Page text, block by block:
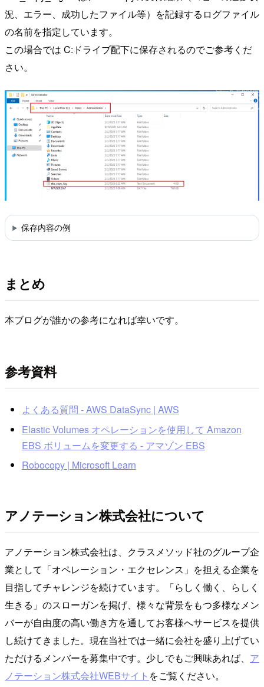
況、エラー、成功したファイル等）を記録するログファイル
の名前を指定しています。
この場合では C:ドライブ配下に保存されるのでご参考くだ
さい。
保存内容の例
まとめ
本ブログが誰かの参考になれば幸いです。
参考資料
よくある質問 - AWS DataSync | AWS
Elastic Volumes オペレーションを使用して Amazon
EBS ボリュームを変更する - アマゾン EBS
Robocopy | Microsoft Learn
アノテーション株式会社について
アノテーション株式会社は、クラスメソッド社のグループ企
業として「オペレーション・エクセレンス」を担える企業を
目指してチャレンジを続けています。「らしく働く、らしく
生きる」のスローガンを掲げ、様々な背景をもつ多様なメン
バーが自由度の高い働き方を通してお客様へサービスを提供
し続けてきました。現在当社では一緒に会社を盛り上げてい
ただけるメンバーを募集中です。少しでもご興味あれば、 ア
ノテーション株式会社WEBサイト をご覧ください。